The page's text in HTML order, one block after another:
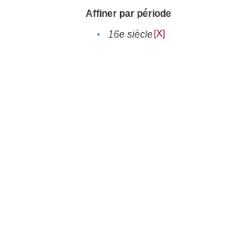
Affiner par période
•
16e siècle[X]